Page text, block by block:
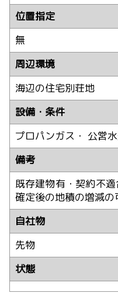
位置指定
無
周辺環境
海辺の住宅別荘地
設備・条件
プロパンガス・ 公営
備考
既存建物有・契約不
確定後の地積の増減の
自社物
先物
状態